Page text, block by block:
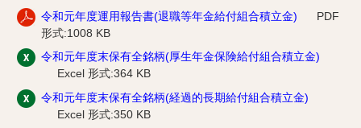
令和元年度運用報告書(退職等年金給付組合積立金)
PDF
形式:1008 KB
令和元年度末保有全銘柄(厚生年金保険給付組合積立金)
Excel 形式:364 KB
令和元年度末保有全銘柄(経過的長期給付組合積立金)
Excel 形式:350 KB